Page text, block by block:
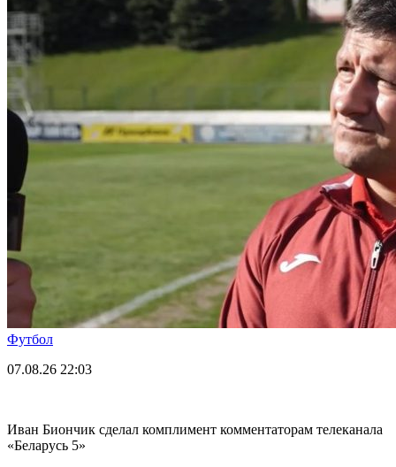
Футбол
07.08.26 22:03
Иван Биончик сделал комплимент комментаторам телеканала
«Беларусь 5»